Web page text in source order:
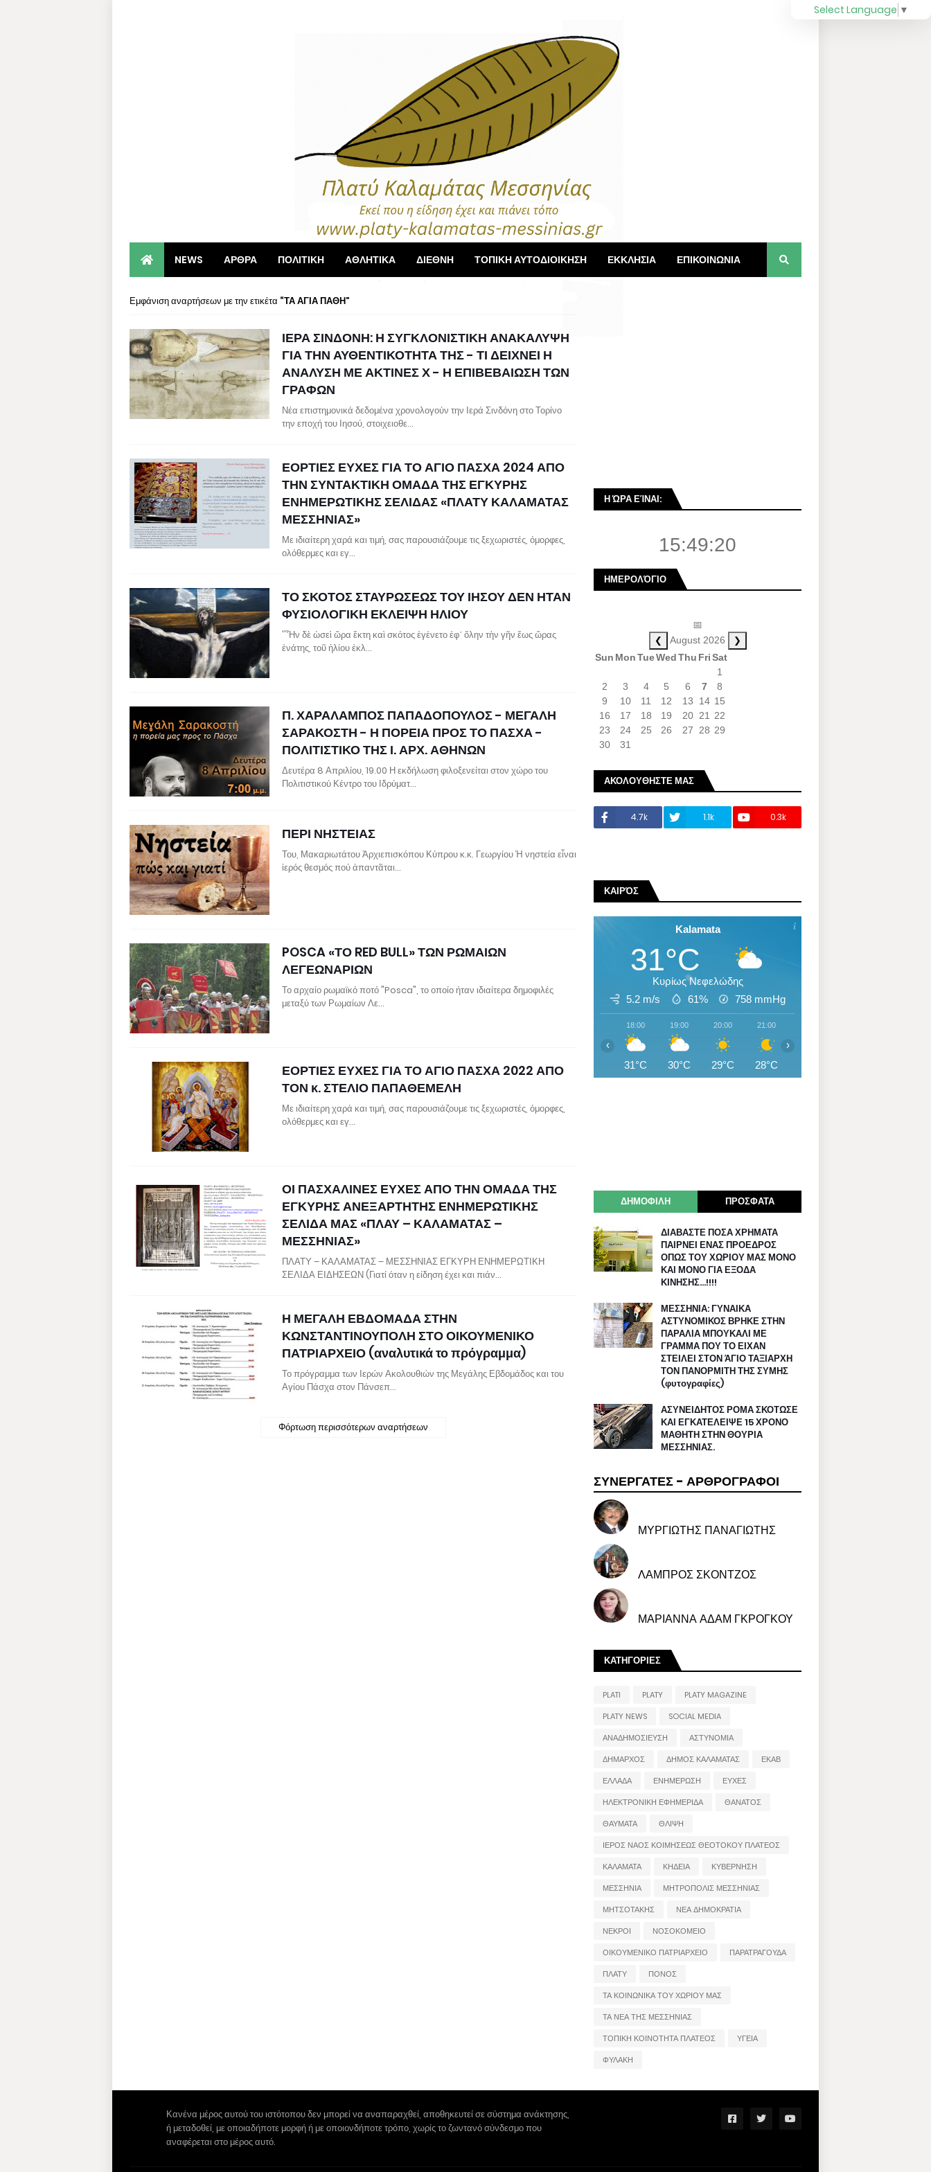
NEWS ΑΡΘΡΑ ΠΟΛΙΤΙΚΗ ΑΘΛΗΤΙΚΑ ΔΙΕΘΝΗ ΤΟΠΙΚΗ ΑΥΤΟΔΙΟΙΚΗΣΗ ΕΚΚΛΗΣΙΑ ΕΠΙΚΟΙΝΩΝΙΑ
Εμφάνιση αναρτήσεων με την ετικέτα ΤΑ ΑΓΙΑ ΠΑΘΗ
ΙΕΡΑ ΣΙΝΔΟΝΗ: Η ΣΥΓΚΛΟΝΙΣΤΙΚΗ ΑΝΑΚΑΛΥΨΗ
ΓΙΑ ΤΗΝ ΑΥΘΕΝΤΙΚΟΤΗΤΑ ΤΗΣ - ΤΙ ΔΕΙΧΝΕΙ Η
ΑΝΑΛΥΣΗ ΜΕ ΑΚΤΙΝΕΣ Χ - Η ΕΠΙΒΕΒΑΙΩΣΗ ΤΩΝ
ΓΡΑΦΩΝ
Νέα επιστημονικά δεδομένα χρονολογούν την Ιερά Σινδόνη στο Τορίνο
την εποχή του Ιησού, στοιχειοθε…
ΕΟΡΤΙΕΣ ΕΥΧΕΣ ΓΙΑ ΤΟ ΑΓΙΟ ΠΑΣΧΑ 2024 ΑΠΟ
ΤΗΝ ΣΥΝΤΑΚΤΙΚΗ ΟΜΑΔΑ ΤΗΣ ΕΓΚΥΡΗΣ
ΕΝΗΜΕΡΩΤΙΚΗΣ ΣΕΛΙΔΑΣ «ΠΛΑΤΥ ΚΑΛΑΜΑΤΑΣ
ΜΕΣΣΗΝΙΑΣ»
Με ιδιαίτερη χαρά και τιμή, σας παρουσιάζουμε τις ξεχωριστές, όμορφες,
ολόθερμες και εγ…
ΤΟ ΣΚΟΤΟΣ ΣΤΑΥΡΩΣΕΩΣ ΤΟΥ ΙΗΣΟΥ ΔΕΝ ΗΤΑΝ
ΦΥΣΙΟΛΟΓΙΚΗ ΕΚΛΕΙΨΗ ΗΛΙΟΥ
''῏Ην δὲ ὡσεὶ ὥρα ἕκτη καὶ σκότος ἐγένετο ἐφ᾿ ὅλην τὴν γῆν ἕως ὥρας
ἐνάτης, τοῦ ἡλίου ἐκλ…
Π. ΧΑΡΑΛΑΜΠΟΣ ΠΑΠΑΔΟΠΟΥΛΟΣ - ΜΕΓΑΛΗ
ΣΑΡΑΚΟΣΤΗ - Η ΠΟΡΕΙΑ ΠΡΟΣ ΤΟ ΠΑΣΧΑ -
ΠΟΛΙΤΙΣΤΙΚΟ ΤΗΣ Ι. ΑΡΧ. ΑΘΗΝΩΝ
Δευτέρα 8 Απριλίου, 19.00 Η εκδήλωση φιλοξενείται στον χώρο του
Πολιτιστικού Κέντρο του Ιδρύματ…
ΠΕΡΙ ΝΗΣΤΕΙΑΣ
Του, Μακαριωτάτου Ἀρχιεπισκόπου Κύπρου κ.κ. Γεωργίου Ἡ νηστεία εἶναι
ἱερός θεσμός πού ἀπαντᾶται…
POSCA «ΤΟ RED BULL» ΤΩΝ ΡΩΜΑΙΩΝ
ΛΕΓΕΩΝΑΡΙΩΝ
Το αρχαίο ρωμαϊκό ποτό "Posca", το οποίο ήταν ιδιαίτερα δημοφιλές
μεταξύ των Ρωμαίων Λε…
ΕΟΡΤΙΕΣ ΕΥΧΕΣ ΓΙΑ ΤΟ ΑΓΙΟ ΠΑΣΧΑ 2022 ΑΠΟ
ΤΟΝ κ. ΣΤΕΛΙΟ ΠΑΠΑΘΕΜΕΛΗ
Με ιδιαίτερη χαρά και τιμή, σας παρουσιάζουμε τις ξεχωριστές, όμορφες,
ολόθερμες και εγ…
ΟΙ ΠΑΣΧΑΛΙΝΕΣ ΕΥΧΕΣ ΑΠΟ ΤΗΝ ΟΜΑΔΑ ΤΗΣ
ΕΓΚΥΡΗΣ ΑΝΕΞΑΡΤΗΤΗΣ ΕΝΗΜΕΡΩΤΙΚΗΣ
ΣΕΛΙΔΑ ΜΑΣ «ΠΛΑΥ – ΚΑΛΑΜΑΤΑΣ –
ΜΕΣΣΗΝΙΑΣ»
ΠΛΑΤΥ – ΚΑΛΑΜΑΤΑΣ – ΜΕΣΣΗΝΙΑΣ ΕΓΚΥΡΗ ΕΝΗΜΕΡΩΤΙΚΗ
ΣΕΛΙΔΑ ΕΙΔΗΣΕΩΝ (Γιατί όταν η είδηση έχει και πιάν…
Η ΜΕΓΑΛΗ ΕΒΔΟΜΑΔΑ ΣΤΗΝ
ΚΩΝΣΤΑΝΤΙΝΟΥΠΟΛΗ ΣΤΟ ΟΙΚΟΥΜΕΝΙΚΟ
ΠΑΤΡΙΑΡΧΕΙΟ (αναλυτικά το πρόγραμμα)
Το πρόγραμμα των Ιερών Ακολουθιών της Μεγάλης Εβδομάδος και του
Αγίου Πάσχα στον Πάνσεπ…
Φόρτωση περισσότερων αναρτήσεων
Select Language ▼
Η ΏΡΑ ΕΊΝΑΙ:
15:49:21
ΗΜΕΡΟΛΌΓΙΟ
📅
❮ August 2026 ❯
Sun MonTueWedThu FriSat
1
2
3 4 5 6 7
8
9
10 11 12 13 14 15
16
17 18 19 20 21
22
23
24 25 26 27 28 29
30
31
ΑΚΟΛΟΥΘΗΣΤΕ ΜΑΣ
4.7k 1.1k 0.3k
ΚΑΙΡΌΣ
Kalamata
31°C
Κυρίως Νεφελώδης
5.2 m/s
61% 758 mmHg
18:00
31°C
19:00
30°C
20:00
29°C
21:00
28°C
‹ ›
ΔΗΜΟΦΙΛΗ ΠΡΟΣΦΑΤΑ
ΔΙΑΒΑΣΤΕ ΠΟΣΑ ΧΡΗΜΑΤΑ
ΠΑΙΡΝΕΙ ΕΝΑΣ ΠΡΟΕΔΡΟΣ
ΟΠΩΣ ΤΟΥ ΧΩΡΙΟΥ ΜΑΣ ΜΟΝΟ
ΚΑΙ ΜΟΝΟ ΓΙΑ ΕΞΟΔΑ
ΚΙΝΗΣΗΣ…!!!!
ΜΕΣΣΗΝΙΑ: ΓΥΝΑΙΚΑ
ΑΣΤΥΝΟΜΙΚΟΣ ΒΡΗΚΕ ΣΤΗΝ
ΠΑΡΑΛΙΑ ΜΠΟΥΚΑΛΙ ΜΕ
ΓΡΑΜΜΑ ΠΟΥ ΤΟ ΕΙΧΑΝ
ΣΤΕΙΛΕΙ ΣΤΟΝ ΆΓΙΟ ΤΑΞΙΑΡΧΗ
ΤΟΝ ΠΑΝΟΡΜΙΤΗ ΤΗΣ ΣΥΜΗΣ
(φυτογραφίες)
ΑΣΥΝΕΙΔΗΤΟΣ ΡΟΜΑ ΣΚΟΤΩΣΕ
ΚΑΙ ΕΓΚΑΤΕΛΕΙΨΕ 15 ΧΡΟΝΟ
ΜΑΘΗΤΗ ΣΤΗΝ ΘΟΥΡΙΑ
ΜΕΣΣΗΝΙΑΣ.
ΣΥΝΕΡΓΑΤΕΣ - ΑΡΘΡΟΓΡΑΦΟΙ
ΜΥΡΓΙΩΤΗΣ ΠΑΝΑΓΙΩΤΗΣ
ΛΑΜΠΡΟΣ ΣΚΟΝΤΖΟΣ
ΜΑΡΙΑΝΝΑ ΑΔΑΜ ΓΚΡΟΓΚΟΥ
ΚΑΤΗΓΟΡΙΕΣ
PLATI PLATY
PLATY MAGAZINE
PLATY NEWS
SOCIAL MEDIA
ΑΝΑΔΗΜΟΣΙΕΥΣΗ
ΑΣΤΥΝΟΜΙΑ
ΔΗΜΑΡΧΟΣ
ΔΗΜΟΣ ΚΑΛΑΜΑΤΑΣ
ΕΚΑΒ
ΕΛΛΑΔΑ
ΕΝΗΜΕΡΩΣΗ
ΕΥΧΕΣ
ΗΛΕΚΤΡΟΝΙΚΗ ΕΦΗΜΕΡΙΔΑ
ΘΑΝΑΤΟΣ
ΘΑΥΜΑΤΑ
ΘΛΙΨΗ
ΙΕΡΟΣ ΝΑΟΣ ΚΟΙΜΗΣΕΩΣ ΘΕΟΤΟΚΟΥ ΠΛΑΤΕΟΣ
ΚΑΛΑΜΑΤΑ
ΚΗΔΕΙΑ
ΚΥΒΕΡΝΗΣΗ
ΜΕΣΣΗΝΙΑ
ΜΗΤΡΟΠΟΛΙΣ ΜΕΣΣΗΝΙΑΣ
ΜΗΤΣΟΤΑΚΗΣ
ΝΕΑ ΔΗΜΟΚΡΑΤΙΑ
ΝΕΚΡΟΙ
ΝΟΣΟΚΟΜΕΙΟ
ΟΙΚΟΥΜΕΝΙΚΟ ΠΑΤΡΙΑΡΧΕΙΟ
ΠΑΡΑΤΡΑΓΟΥΔΑ
ΠΛΑΤΥ
ΠΟΝΟΣ
ΤΑ ΚΟΙΝΩΝΙΚΑ ΤΟΥ ΧΩΡΙΟΥ ΜΑΣ
ΤΑ ΝΕΑ ΤΗΣ ΜΕΣΣΗΝΙΑΣ
ΤΟΠΙΚΗ ΚΟΙΝΟΤΗΤΑ ΠΛΑΤΕΟΣ
ΥΓΕΙΑ
ΦΥΛΑΚΗ
Κανένα μέρος αυτού του ιστότοπου δεν μπορεί να αναπαραχθεί, αποθηκευτεί σε σύστημα ανάκτησης,
ή μεταδοθεί, με οποιαδήποτε μορφή ή με οποιονδήποτε τρόπο, χωρίς το ζωντανό σύνδεσμο που
αναφέρεται στο μέρος αυτό.